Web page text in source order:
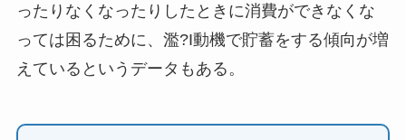
ったりなくなったりしたときに消費ができなくな
っては困るために、濫?I動機で貯蓄をする傾向が増
えているというデータもある。